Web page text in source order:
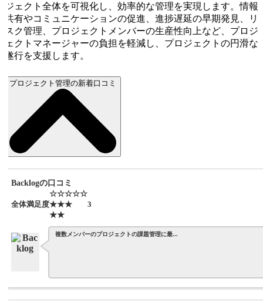
ェクト全体を可視化し、効率的な管理を実現します。情報
有やコミュニケーションの促進、進捗遅延の早期発見、リ
ク管理、プロジェクトメンバーの生産性向上など、プロジ
クトマネージャーの負担を軽減し、プロジェクトの円滑な
行を支援します。
プロジェクト管理の新着口コミ
Backlogの口コミ
全体満足度
☆☆☆☆☆
★★★
★★
複数メンバーのプロジェクトの課題管理に最...